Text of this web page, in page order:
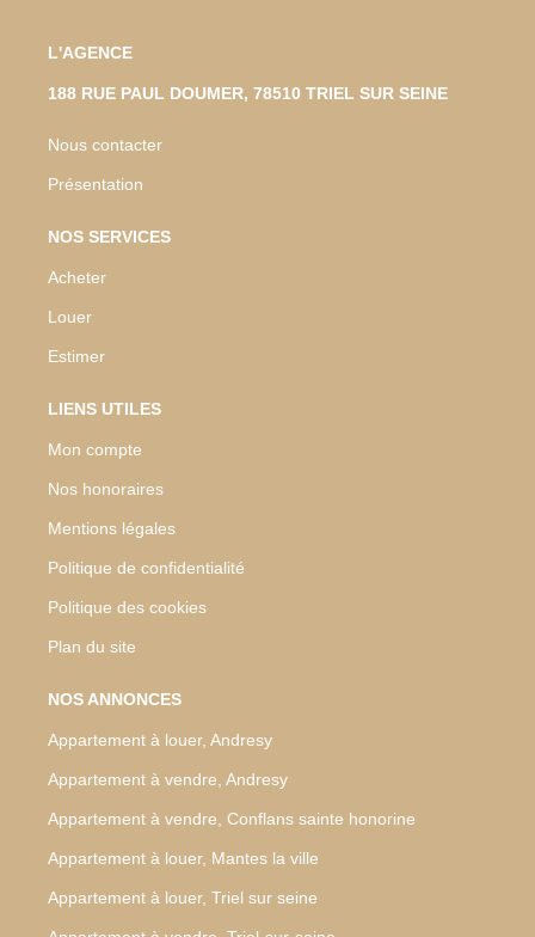
L'AGENCE
188 RUE PAUL DOUMER, 78510 TRIEL SUR SEINE
Nous contacter
Présentation
NOS SERVICES
Acheter
Louer
Estimer
LIENS UTILES
Mon compte
Nos honoraires
Mentions légales
Politique de confidentialité
Politique des cookies
Plan du site
NOS ANNONCES
Appartement à louer, Andresy
Appartement à vendre, Andresy
Appartement à vendre, Conflans sainte honorine
Appartement à louer, Mantes la ville
Appartement à louer, Triel sur seine